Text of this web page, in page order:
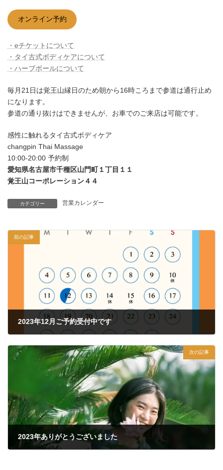
オンライン予約
・eチケットについて
・タイ古式ボディケアについて
・ハーブボールについて
毎月21日は覚王山縁日のため朝から16時ころまで参道は通行止め
になります。
参道の通り抜けはできませんが、お車でのご来店は可能です。
感性に触れるタイ古式ボディケア
changpin Thai Massage
10:00-20:00 予約制
愛知県名古屋市千種区山門町１丁目１１
覚王山コーポレーション４４
カテゴリー 営業カレンダー
前の記事
2023年12月ご予約受付中です
次の記事
2023年ありがとうございました